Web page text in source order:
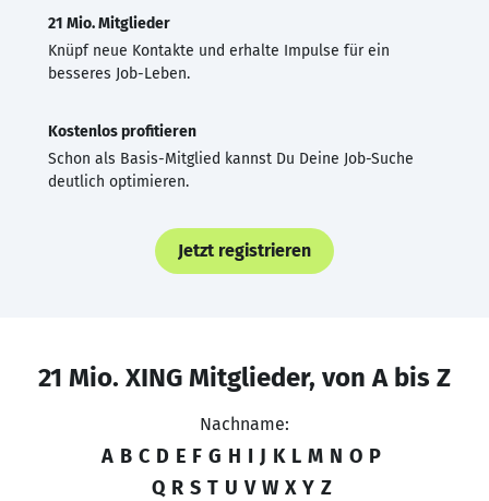
21 Mio. Mitglieder
Knüpf neue Kontakte und erhalte Impulse für ein
besseres Job-Leben.
Kostenlos profitieren
Schon als Basis-Mitglied kannst Du Deine Job-Suche
deutlich optimieren.
Jetzt registrieren
21 Mio. XING Mitglieder, von A bis Z
Nachname:
A B C D E F G H I J K L M N O P
Q R S T U V W X Y Z